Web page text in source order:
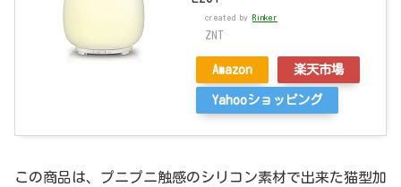
created by Rinker
ZNT
Amazon 楽天市場
Yahooショッピング
この商品は、プニプニ触感のシリコン素材で出来た猫型加